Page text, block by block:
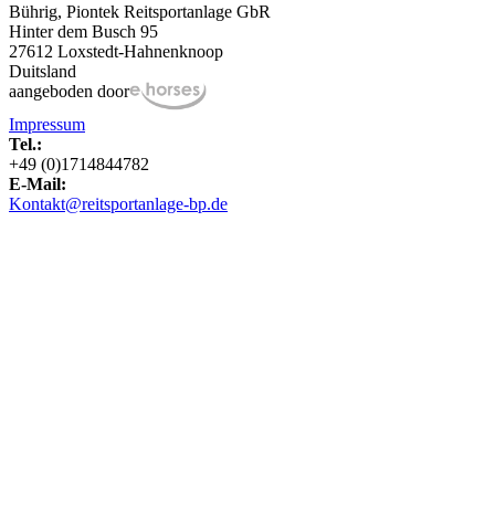
Bührig, Piontek Reitsportanlage GbR
Hinter dem Busch 95
27612 Loxstedt-Hahnenknoop
Duitsland
aangeboden door
Impressum
Tel.:
+49 (0)1714844782
E-Mail:
Kontakt@reitsportanlage-bp.de